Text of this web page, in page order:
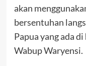
akan
bersentuhan
Papua yang ada
Wabup Waryensi.